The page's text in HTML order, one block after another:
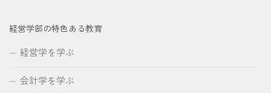
経営学部の特色ある教育
経営学を学ぶ
会計学を学ぶ